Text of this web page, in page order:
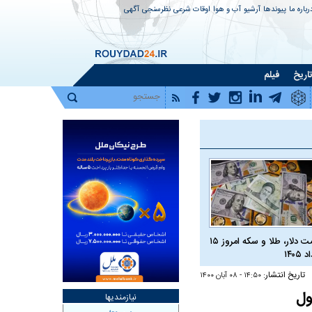
ما پیوندها آرشیو آب و هوا اوقات شرعی نظرسنجی آگهی
تاریخ فیلم
قیمت دلار، طلا و سکه امروز ۱۵
تاریخ انتشار: ۱۴:۵۰ - ۰۸ آبان ۱۴۰۰
نیازمندیها